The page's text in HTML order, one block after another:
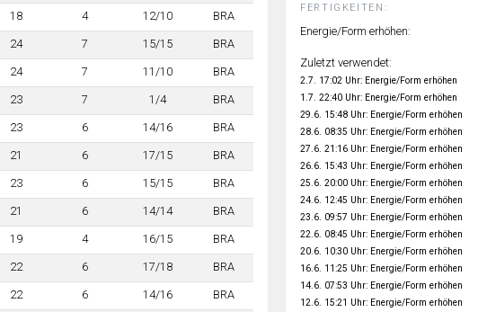
18 4 12/10 BRA
24 7 15/15 BRA
24 7 11/10 BRA
23 7 1/4 BRA
23 6 14/16 BRA
21 6 17/15 BRA
23 6 15/15 BRA
21 6 14/14 BRA
19 4 16/15 BRA
22 6 17/18 BRA
22 6 14/16 BRA
FERTIGKEITEN:
Energie/Form erhöhen:
Zuletzt verwendet:
2.7. 17:02 Uhr: Energie/Form erhöhen
1.7. 22:40 Uhr: Energie/Form erhöhen
29.6. 15:48 Uhr: Energie/Form erhöhen
28.6. 08:35 Uhr: Energie/Form erhöhen
27.6. 21:16 Uhr: Energie/Form erhöhen
26.6. 15:43 Uhr: Energie/Form erhöhen
25.6. 20:00 Uhr: Energie/Form erhöhen
24.6. 12:45 Uhr: Energie/Form erhöhen
23.6. 09:57 Uhr: Energie/Form erhöhen
22.6. 08:45 Uhr: Energie/Form erhöhen
20.6. 10:30 Uhr: Energie/Form erhöhen
16.6. 11:25 Uhr: Energie/Form erhöhen
14.6. 07:53 Uhr: Energie/Form erhöhen
12.6. 15:21 Uhr: Energie/Form erhöhen